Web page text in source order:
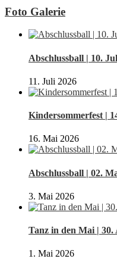
Foto Galerie
Abschlussball | 10.
11. Juli 2026
Kindersommerfest |
16. Mai 2026
Abschlussball | 02.
3. Mai 2026
Tanz in den Mai | 30.
1. Mai 2026